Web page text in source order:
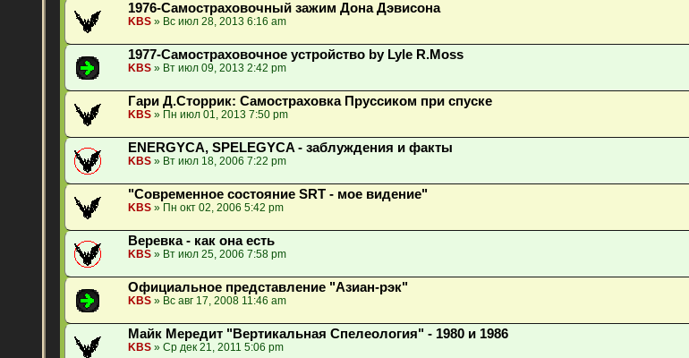
1976-Самостраховочный зажим Дона Дэвисона
KBS » Вс июл 28, 2013 6:16 am
1977-Самостраховочное устройство by Lyle R.Moss
KBS » Вт июл 09, 2013 2:42 pm
Гари Д.Сторрик: Самостраховка Пруссиком при спуске
KBS » Пн июл 01, 2013 7:50 pm
ENERGYCA, SPELEGYCA - заблуждения и факты
KBS » Вт июл 18, 2006 7:22 pm
"Современное состояние SRT - мое видение"
KBS » Пн окт 02, 2006 5:42 pm
Веревка - как она есть
KBS » Вт июл 25, 2006 7:58 pm
Официальное представление "Азиан-рэк"
KBS » Вс авг 17, 2008 11:46 am
Майк Мередит "Вертикальная Спелеология" - 1980 и 1986
KBS » Ср дек 21, 2011 5:06 pm